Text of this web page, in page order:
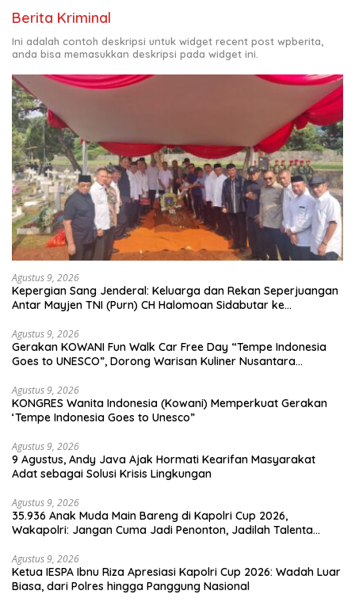
Berita Kriminal
Ini adalah contoh deskripsi untuk widget recent post wpberita,
anda bisa memasukkan deskripsi pada widget ini.
Agustus 9, 2026
Kepergian Sang Jenderal: Keluarga dan Rekan Seperjuangan
Antar Mayjen TNI (Purn) CH Halomoan Sidabutar ke
Agustus 9, 2026
Gerakan KOWANI Fun Walk Car Free Day “Tempe Indonesia
Goes to UNESCO”, Dorong Warisan Kuliner Nusantara
Agustus 9, 2026
KONGRES Wanita Indonesia (Kowani) Memperkuat Gerakan
‘Tempe Indonesia Goes to Unesco”
Agustus 9, 2026
9 Agustus, Andy Java Ajak Hormati Kearifan Masyarakat
Adat sebagai Solusi Krisis Lingkungan
Agustus 9, 2026
35.936 Anak Muda Main Bareng di Kapolri Cup 2026,
Wakapolri: Jangan Cuma Jadi Penonton, Jadilah Talenta
Agustus 9, 2026
Ketua IESPA Ibnu Riza Apresiasi Kapolri Cup 2026: Wadah Luar
Biasa, dari Polres hingga Panggung Nasional